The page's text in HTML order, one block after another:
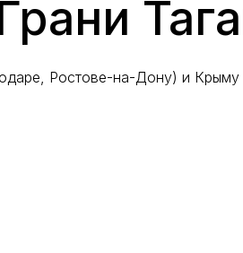
Ростове-на-Дону) и Крыму